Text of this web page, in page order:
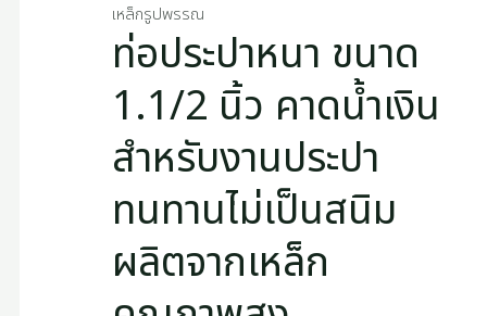
เหล็กรูปพรรณ
ท่อประปาหนา ขนาด
1.1/2 นิ้ว คาดน้ำเงิน
สำหรับงานประปา
ทนทานไม่เป็นสนิม
ผลิตจากเหล็ก